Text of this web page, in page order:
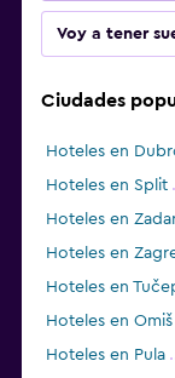
Voy a tener
Ciudades
Hoteles en
Hoteles en Split
Hoteles en
Hoteles en
Hoteles en
Hoteles en Omiš
Hoteles en Pula